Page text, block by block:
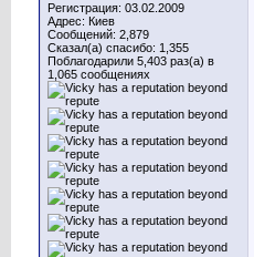
Регистрация: 03.02.2009
Адрес: Киев
Сообщений: 2,879
Сказал(а) спасибо: 1,355
Поблагодарили 5,403 раз(а) в
1,065 сообщениях